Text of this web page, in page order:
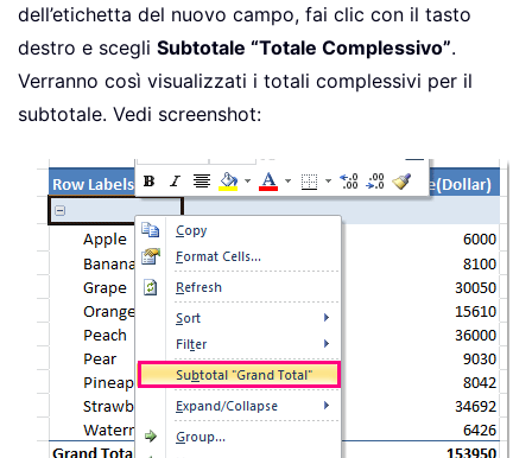
dell’etichetta del nuovo campo, fai clic con il tasto
destro e scegli Subtotale “Totale Complessivo”.
Verranno così visualizzati i totali complessivi per il
subtotale. Vedi screenshot: